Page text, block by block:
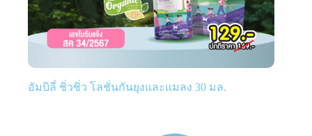
อัมบิลี่ ชิ่วชิ่ว โลชั่นกันยุงและแมลง 30 มล.